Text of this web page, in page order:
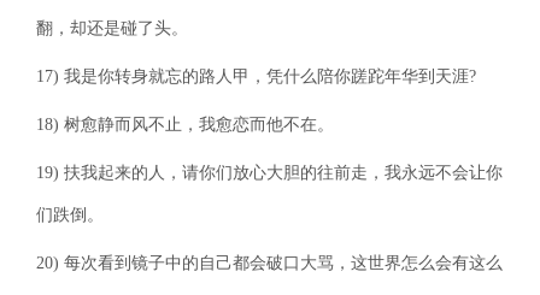
翻，却还是碰了头。
17) 我是你转身就忘的路人甲，凭什么陪你蹉跎年华到天涯?
18) 树愈静而风不止，我愈恋而他不在。
19) 扶我起来的人，请你们放心大胆的往前走，我永远不会让你
们跌倒。
20) 每次看到镜子中的自己都会破口大骂，这世界怎么会有这么